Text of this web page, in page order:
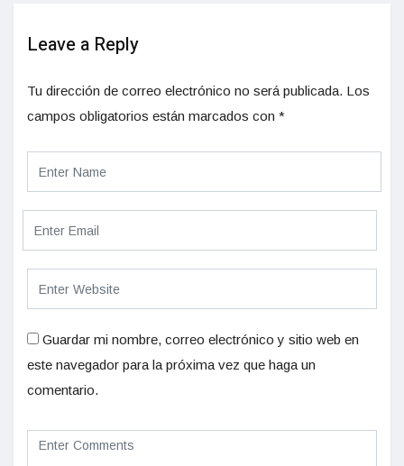
Leave a Reply
Tu dirección de correo electrónico no será publicada. Los
campos obligatorios están marcados con *
Guardar mi nombre, correo electrónico y sitio web en
este navegador para la próxima vez que haga un
comentario.